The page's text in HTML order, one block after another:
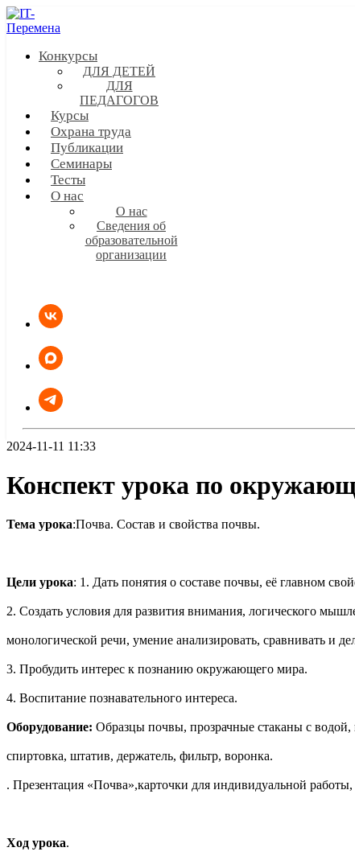
Конкурсы
ДЛЯ ДЕТЕЙ
ДЛЯ
ПЕДАГОГОВ
Курсы
Охрана труда
Публикации
Семинары
Тесты
О нас
О нас
Сведения об
образовательной
организации
2024-11-11 11:33
Конспект урока по
Тема урока:Почва. Состав и свойства почвы.
Цели урока: 1. Дать понятия о составе почвы, её главном
2. Создать условия для развития внимания, логического
монологической речи, умение анализировать, сравнивать и
3. Пробудить интерес к познанию окружающего мира.
4. Воспитание познавательного интереса.
Оборудование: Образцы почвы, прозрачные стаканы с водой,
спиртовка, штатив, держатель, фильтр, воронка.
. Презентация «Почва»,карточки для индивидуальной
Ход урока.